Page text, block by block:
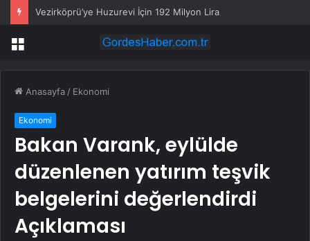
Vezirköprü’ye Huzurevi İçin 192 Milyon Lira
Menü
Anasayfa / Ekonomi
Ekonomi
Bakan Varank, eylülde
düzenlenen yatırım teşvik
belgelerini değerlendirdi
Açıklaması